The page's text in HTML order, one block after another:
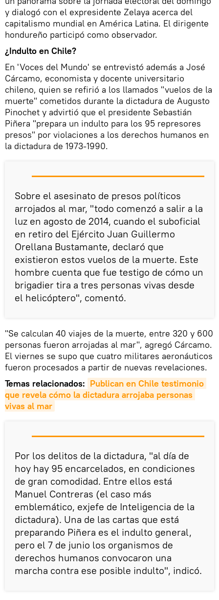
y dialogó con el expresidente Zelaya acerca del
capitalismo mundial en América Latina. El dirigente
hondureño participó como observador.
¿Indulto en Chile?
En 'Voces del Mundo' se entrevistó además a José
Cárcamo, economista y docente universitario
chileno, quien se refirió a los llamados "vuelos de la
muerte" cometidos durante la dictadura de Augusto
Pinochet y advirtió que el presidente Sebastián
Piñera "prepara un indulto para los 95 represores
presos" por violaciones a los derechos humanos en
la dictadura de 1973-1990.
Sobre el asesinato de presos políticos
arrojados al mar, "todo comenzó a salir a la
luz en agosto de 2014, cuando el suboficial
en retiro del Ejército Juan Guillermo
Orellana Bustamante, declaró que
existieron estos vuelos de la muerte. Este
hombre cuenta que fue testigo de cómo un
brigadier tira a tres personas vivas desde
el helicóptero", comentó.
"Se calculan 40 viajes de la muerte, entre 320 y 600
personas fueron arrojadas al mar", agregó Cárcamo.
El viernes se supo que cuatro militares aeronáuticos
fueron procesados a partir de nuevas revelaciones.
Temas relacionados: Publican en Chile testimonio
que revela cómo la dictadura arrojaba personas
vivas al mar
Por los delitos de la dictadura, "al día de
hoy hay 95 encarcelados, en condiciones
de gran comodidad. Entre ellos está
Manuel Contreras (el caso más
emblemático, exjefe de Inteligencia de la
dictadura). Una de las cartas que está
preparando Piñera es el indulto general,
pero el 7 de junio los organismos de
derechos humanos convocaron una
marcha contra ese posible indulto", indicó.